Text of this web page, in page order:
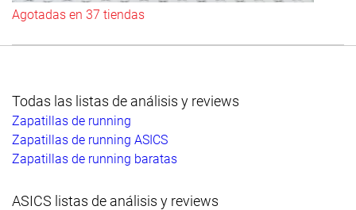
Agotadas en 37 tiendas
Todas las listas de análisis y reviews
Zapatillas de running
Zapatillas de running ASICS
Zapatillas de running baratas
ASICS listas de análisis y reviews